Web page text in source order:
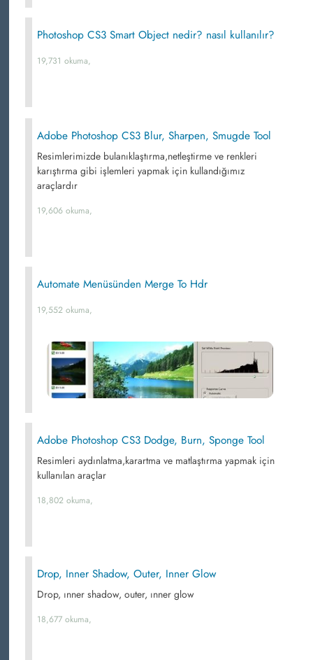
Photoshop CS3 Smart Object nedir? nasıl kullanılır?
19,731 okuma,
Adobe Photoshop CS3 Blur, Sharpen, Smugde Tool
Resimlerimizde bulanıklaştırma,netleştirme ve renkleri
karıştırma gibi işlemleri yapmak için kullandığımız
araçlardır
19,606 okuma,
Automate Menüsünden Merge To Hdr
19,552 okuma,
Adobe Photoshop CS3 Dodge, Burn, Sponge Tool
Resimleri aydınlatma,karartma ve matlaştırma yapmak için
kullanılan araçlar
18,802 okuma,
Drop, Inner Shadow, Outer, Inner Glow
Drop, ınner shadow, outer, ınner glow
18,677 okuma,